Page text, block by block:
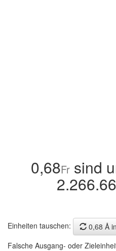
0,68Fr sind
Einheiten tauschen:
0,68 Å
Falsche Ausgang- oder